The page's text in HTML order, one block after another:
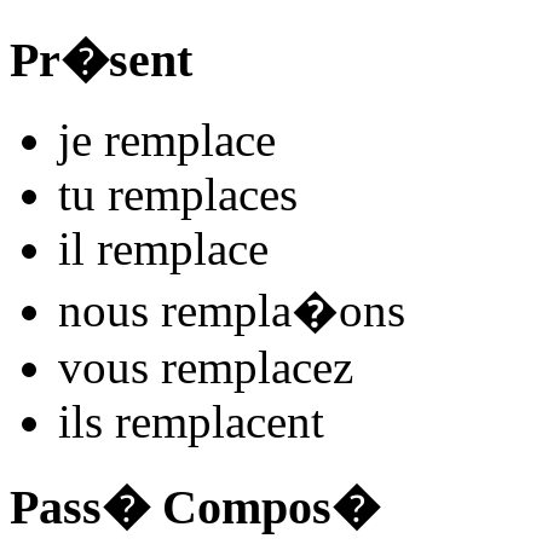
Pr�sent
je remplace
tu remplaces
il remplace
nous rempla�ons
vous remplacez
ils remplacent
Pass� Compos�